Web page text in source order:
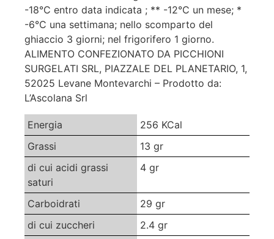
-18°C entro data indicata ; ** -12°C un mese; *
-6°C una settimana; nello scomparto del
ghiaccio 3 giorni; nel frigorifero 1 giorno.
ALIMENTO CONFEZIONATO DA PICCHIONI
SURGELATI SRL, PIAZZALE DEL PLANETARIO, 1,
52025 Levane Montevarchi – Prodotto da:
L’Ascolana Srl
Energia
256 KCal
Grassi
13 gr
di cui acidi grassi
saturi
4 gr
Carboidrati
29 gr
di cui zuccheri
2.4 gr